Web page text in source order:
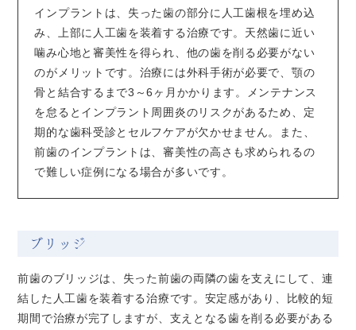
インプラントは、失った歯の部分に人工歯根を埋め込
み、上部に人工歯を装着する治療です。天然歯に近い
噛み心地と審美性を得られ、他の歯を削る必要がない
のがメリットです。治療には外科手術が必要で、顎の
骨と結合するまで3～6ヶ月かかります。メンテナンス
を怠るとインプラント周囲炎のリスクがあるため、定
期的な歯科受診とセルフケアが欠かせません。また、
前歯のインプラントは、審美性の高さも求められるの
で難しい症例になる場合が多いです。
ブリッジ
前歯のブリッジは、失った前歯の両隣の歯を支えにして、連
結した人工歯を装着する治療です。安定感があり、比較的短
期間で治療が完了しますが、支えとなる歯を削る必要がある